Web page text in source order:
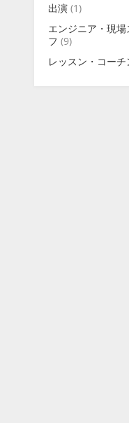
出演 (1)
エンジニア・現場
フ (9)
レッスン・コーチ